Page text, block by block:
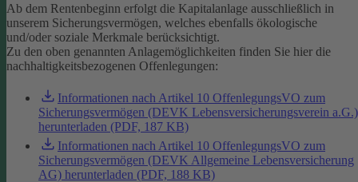
Ab dem Rentenbeginn erfolgt die Kapitalanlage ausschließlich in
unserem Sicherungsvermögen, welches ebenfalls ökologische
und/oder soziale Merkmale berücksichtigt.
Zu den oben genannten Anlagemöglichkeiten finden Sie hier die
nachhaltigkeitsbezogenen Offenlegungen:
Informationen nach Artikel 10 OffenlegungsVO zum
Sicherungsvermögen (DEVK Lebensversicherungsverein a.G.)
herunterladen (PDF, 187 KB)
Informationen nach Artikel 10 OffenlegungsVO zum
Sicherungsvermögen (DEVK Allgemeine Lebensversicherung
AG) herunterladen (PDF, 188 KB)